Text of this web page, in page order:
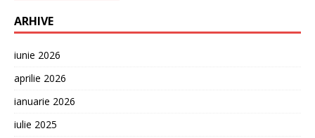
ARHIVE
iunie 2026
aprilie 2026
ianuarie 2026
iulie 2025